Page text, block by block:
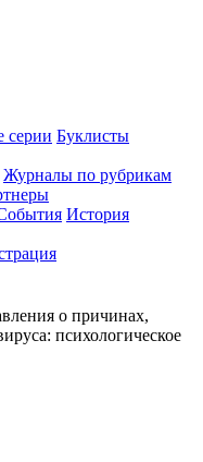
Буклисты
Журналы по рубрикам
История
о причинах,
психологическое